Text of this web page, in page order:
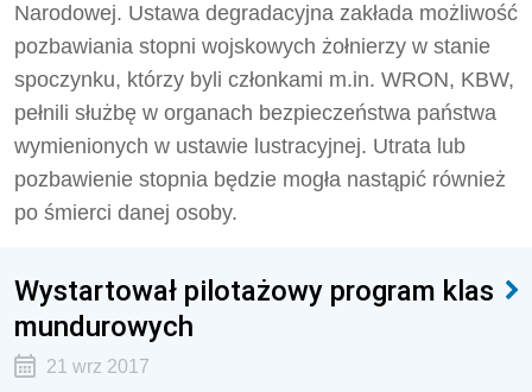
Narodowej. Ustawa degradacyjna zakłada możliwość
pozbawiania stopni wojskowych żołnierzy w stanie
spoczynku, którzy byli członkami m.in. WRON, KBW,
pełnili służbę w organach bezpieczeństwa państwa
wymienionych w ustawie lustracyjnej. Utrata lub
pozbawienie stopnia będzie mogła nastąpić również
po śmierci danej osoby.
Wystartował pilotażowy program klas
mundurowych
21 wrz 2017